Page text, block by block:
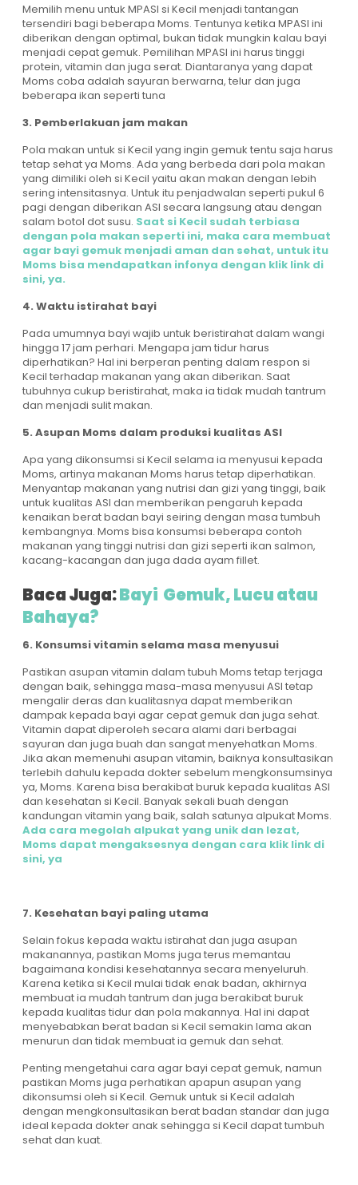
Memilih menu untuk MPASI si Kecil menjadi tantangan
tersendiri bagi beberapa Moms. Tentunya ketika MPASI ini
diberikan dengan optimal, bukan tidak mungkin kalau bayi
menjadi cepat gemuk. Pemilihan MPASI ini harus tinggi
protein, vitamin dan juga serat. Diantaranya yang dapat
Moms coba adalah sayuran berwarna, telur dan juga
beberapa ikan seperti tuna
3. Pemberlakuan jam makan
Pola makan untuk si Kecil yang ingin gemuk tentu saja harus
tetap sehat ya Moms. Ada yang berbeda dari pola makan
yang dimiliki oleh si Kecil yaitu akan makan dengan lebih
sering intensitasnya. Untuk itu penjadwalan seperti pukul 6
pagi dengan diberikan ASI secara langsung atau dengan
salam botol dot susu. Saat si Kecil sudah terbiasa
dengan pola makan seperti ini, maka cara membuat
agar bayi gemuk menjadi aman dan sehat, untuk itu
Moms bisa mendapatkan infonya dengan klik link di
sini, ya.
4. Waktu istirahat bayi
Pada umumnya bayi wajib untuk beristirahat dalam wangi
hingga 17 jam perhari. Mengapa jam tidur harus
diperhatikan? Hal ini berperan penting dalam respon si
Kecil terhadap makanan yang akan diberikan. Saat
tubuhnya cukup beristirahat, maka ia tidak mudah tantrum
dan menjadi sulit makan.
5. Asupan Moms dalam produksi kualitas ASI
Apa yang dikonsumsi si Kecil selama ia menyusui kepada
Moms, artinya makanan Moms harus tetap diperhatikan.
Menyantap makanan yang nutrisi dan gizi yang tinggi, baik
untuk kualitas ASI dan memberikan pengaruh kepada
kenaikan berat badan bayi seiring dengan masa tumbuh
kembangnya. Moms bisa konsumsi beberapa contoh
makanan yang tinggi nutrisi dan gizi seperti ikan salmon,
kacang-kacangan dan juga dada ayam fillet.
Baca Juga:Bayi Gemuk, Lucu atau
Bahaya?
6. Konsumsi vitamin selama masa menyusui
Pastikan asupan vitamin dalam tubuh Moms tetap terjaga
dengan baik, sehingga masa-masa menyusui ASI tetap
mengalir deras dan kualitasnya dapat memberikan
dampak kepada bayi agar cepat gemuk dan juga sehat.
Vitamin dapat diperoleh secara alami dari berbagai
sayuran dan juga buah dan sangat menyehatkan Moms.
Jika akan memenuhi asupan vitamin, baiknya konsultasikan
terlebih dahulu kepada dokter sebelum mengkonsumsinya
ya, Moms. Karena bisa berakibat buruk kepada kualitas ASI
dan kesehatan si Kecil. Banyak sekali buah dengan
kandungan vitamin yang baik, salah satunya alpukat Moms.
Ada cara megolah alpukat yang unik dan lezat,
Moms dapat mengaksesnya dengan cara klik link di
sini, ya
7. Kesehatan bayi paling utama
Selain fokus kepada waktu istirahat dan juga asupan
makanannya, pastikan Moms juga terus memantau
bagaimana kondisi kesehatannya secara menyeluruh.
Karena ketika si Kecil mulai tidak enak badan, akhirnya
membuat ia mudah tantrum dan juga berakibat buruk
kepada kualitas tidur dan pola makannya. Hal ini dapat
menyebabkan berat badan si Kecil semakin lama akan
menurun dan tidak membuat ia gemuk dan sehat.
Penting mengetahui cara agar bayi cepat gemuk, namun
pastikan Moms juga perhatikan apapun asupan yang
dikonsumsi oleh si Kecil. Gemuk untuk si Kecil adalah
dengan mengkonsultasikan berat badan standar dan juga
ideal kepada dokter anak sehingga si Kecil dapat tumbuh
sehat dan kuat.